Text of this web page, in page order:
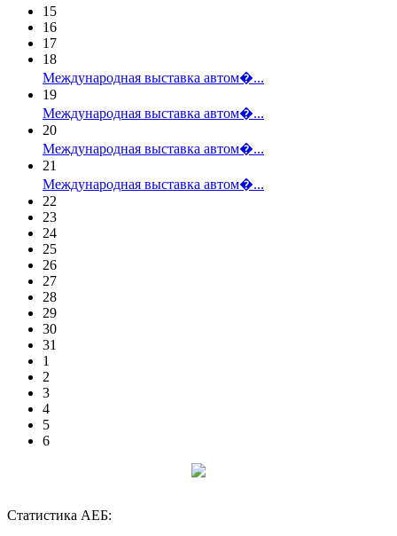
15
16
17
18
Международная выставка автом�...
19
Международная выставка автом�...
20
Международная выставка автом�...
21
Международная выставка автом�...
22
23
24
25
26
27
28
29
30
31
1
2
3
4
5
6
Статистика АЕБ: